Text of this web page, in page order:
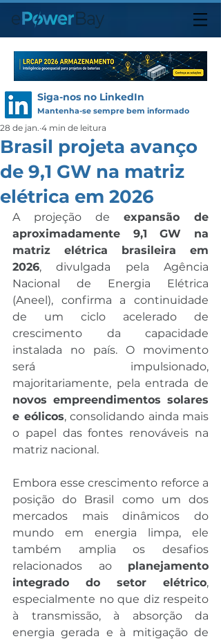
Siga-nos no LinkedIn
Mantenha-se sempre bem informado
Brasil projeta avanço
de 9,1 GW na matriz
elétrica em 2026
28 de jan. 4 min de leitura
A projeção de expansão de
aproximadamente 9,1 GW na
matriz elétrica brasileira em
2026, divulgada pela Agência
Nacional de Energia Elétrica
(Aneel), confirma a continuidade
de um ciclo acelerado de
crescimento da capacidade
instalada no país. O movimento
será impulsionado,
novos empreendimentos solares
e eólicos, consolidando ainda mais
o papel das fontes renováveis na
matriz nacional.
Embora esse crescimento reforce a
posição do Brasil como um dos
mercados mais dinâmicos do
mundo em energia limpa, ele
também amplia os desafios
relacionados ao planejamento
integrado do setor elétrico,
especialmente no que diz respeito
à transmissão, à absorção da
energia gerada e à mitigação de